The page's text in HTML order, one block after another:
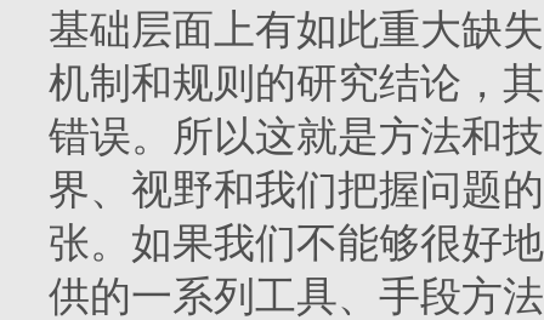
基础层面上有如此重大缺
机制和规则的研究结论，
错误。所以这就是方法和
界、视野和我们把握问题
张。如果我们不能够很好
供的一系列工具、手段方